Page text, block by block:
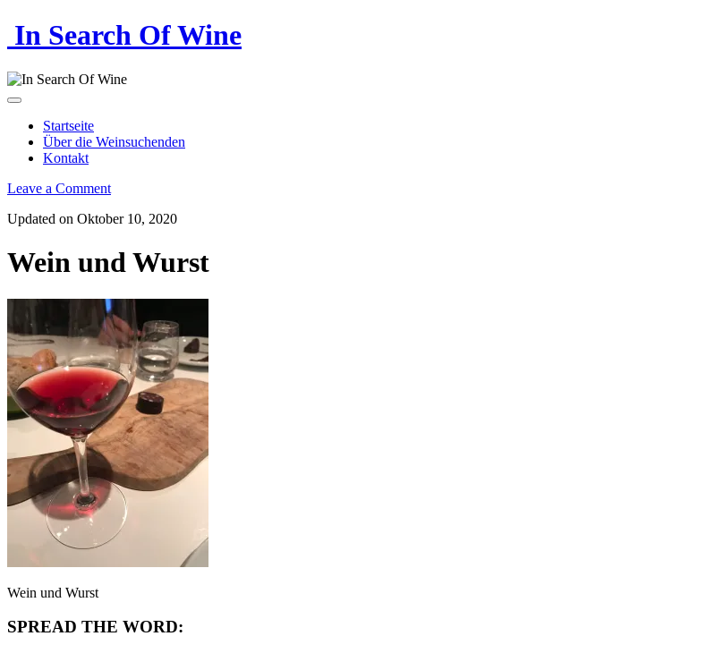
In Search Of Wine
Startseite
Über die Weinsuchenden
Kontakt
Leave a Comment
Updated on Oktober 10, 2020
Wein und Wurst
Wein und Wurst
SPREAD THE WORD: